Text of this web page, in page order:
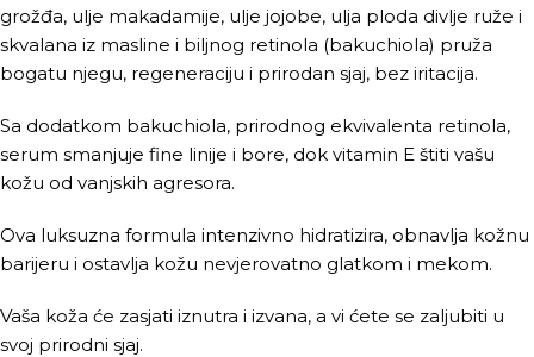
grožđa, ulje makadamije, ulje jojobe, ulja ploda divlje ruže i
skvalana iz masline i biljnog retinola (bakuchiola) pruža
bogatu njegu, regeneraciju i prirodan sjaj, bez iritacija.
Sa dodatkom bakuchiola, prirodnog ekvivalenta retinola,
serum smanjuje fine linije i bore, dok vitamin E štiti vašu
kožu od vanjskih agresora.
Ova luksuzna formula intenzivno hidratizira, obnavlja kožnu
barijeru i ostavlja kožu nevjerovatno glatkom i mekom.
Vaša koža će zasjati iznutra i izvana, a vi ćete se zaljubiti u
svoj prirodni sjaj.